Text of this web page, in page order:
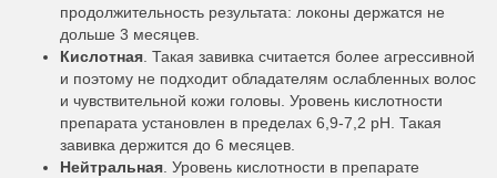
продолжительность результата: локоны держатся не
дольше 3 месяцев.
Кислотная . Такая завивка считается более агрессивной
и поэтому не подходит обладателям ослабленных волос
и чувствительной кожи головы. Уровень кислотности
препарата установлен в пределах 6,9-7,2 pH. Такая
завивка держится до 6 месяцев.
Нейтральная . Уровень кислотности в препарате